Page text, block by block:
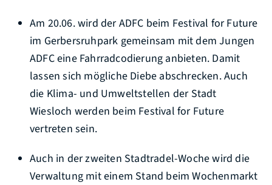
Am 20.06. wird der ADFC beim Festival for Future
im Gerbersruhpark gemeinsam mit dem Jungen
ADFC eine Fahrradcodierung anbieten. Damit
lassen sich mögliche Diebe abschrecken. Auch
die Klima- und Umweltstellen der Stadt
Wiesloch werden beim Festival for Future
vertreten sein.
Auch in der zweiten Stadtradel-Woche wird die
Verwaltung mit einem Stand beim Wochenmarkt